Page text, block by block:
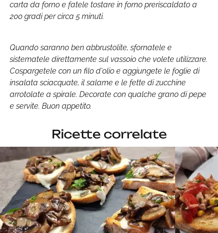
carta da forno e fatele tostare in forno preriscaldato a
200 gradi per circa 5 minuti.
Quando saranno ben abbrustolite, sfornatele e
sistematele direttamente sul vassoio che volete utilizzare.
Cospargetele con un filo d'olio e aggiungete le foglie di
insalata sciacquate, il salame e le fette di zucchine
arrotolate a spirale. Decorate con qualche grano di pepe
e servite. Buon appetito.
Ricette correlate